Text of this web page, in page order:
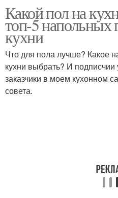
Покрытие для кухни
Покрытие для гаража
Какой пол на
топ-5 напольных
кухни
Что для пола лучше? Какое
кухни выбрать? И
заказчики в моем кухонном
совета.